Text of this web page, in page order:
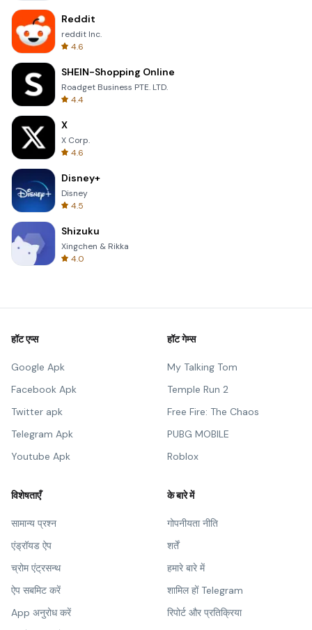
Reddit
reddit Inc.
4.6
SHEIN-Shopping Online
Roadget Business PTE. LTD.
4.4
X
X Corp.
4.6
Disney+
Disney
4.5
Shizuku
Xingchen & Rikka
4.0
हॉट एप्स
Google Apk
Facebook Apk
Twitter apk
Telegram Apk
Youtube Apk
हॉट गेम्स
My Talking Tom
Temple Run 2
Free Fire: The Chaos
PUBG MOBILE
Roblox
विशेषताएँ
सामान्य प्रश्न
एंड्रॉयड ऐप
च्रोम एंट्रसन्थ
ऐप सबमिट करें
App अनुरोध करें
के बारे में
गोपनीयता नीति
शर्तें
हमारे बारे में
शामिल हों Telegram
रिपोर्ट और प्रतिक्रिया